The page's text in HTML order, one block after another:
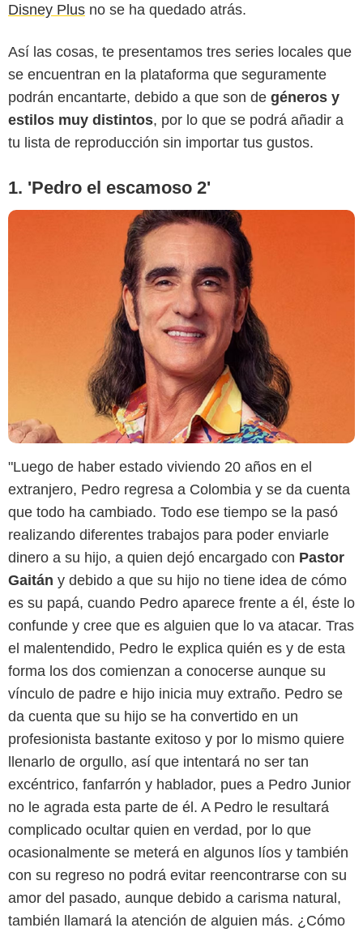
Disney Plus no se ha quedado atrás.
Así las cosas, te presentamos tres series locales que
se encuentran en la plataforma que seguramente
podrán encantarte, debido a que son de géneros y
estilos muy distintos, por lo que se podrá añadir a
tu lista de reproducción sin importar tus gustos.
1. 'Pedro el escamoso 2'
"Luego de haber estado viviendo 20 años en el
extranjero, Pedro regresa a Colombia y se da cuenta
que todo ha cambiado. Todo ese tiempo se la pasó
realizando diferentes trabajos para poder enviarle
dinero a su hijo, a quien dejó encargado con Pastor
Gaitán y debido a que su hijo no tiene idea de cómo
es su papá, cuando Pedro aparece frente a él, éste lo
confunde y cree que es alguien que lo va atacar. Tras
el malentendido, Pedro le explica quién es y de esta
forma los dos comienzan a conocerse aunque su
vínculo de padre e hijo inicia muy extraño. Pedro se
da cuenta que su hijo se ha convertido en un
profesionista bastante exitoso y por lo mismo quiere
llenarlo de orgullo, así que intentará no ser tan
excéntrico, fanfarrón y hablador, pues a Pedro Junior
no le agrada esta parte de él. A Pedro le resultará
complicado ocultar quien en verdad, por lo que
ocasionalmente se meterá en algunos líos y también
con su regreso no podrá evitar reencontrarse con su
amor del pasado, aunque debido a carisma natural,
también llamará la atención de alguien más. ¿Cómo
Disney Plus